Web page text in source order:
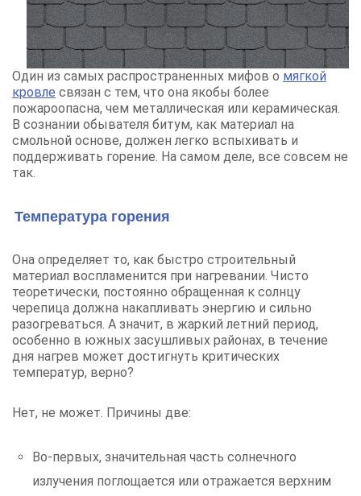
Один из самых распространенных мифов о мягкой
кровле связан с тем, что она якобы более
пожароопасна, чем металлическая или керамическая.
В сознании обывателя битум, как материал на
смольной основе, должен легко вспыхивать и
поддерживать горение. На самом деле, все совсем не
так.
Температура горения
Она определяет то, как быстро строительный
материал воспламенится при нагревании. Чисто
теоретически, постоянно обращенная к солнцу
черепица должна накапливать энергию и сильно
разогреваться. А значит, в жаркий летний период,
особенно в южных засушливых районах, в течение
дня нагрев может достигнуть критических
температур, верно?
Нет, не может. Причины две:
Во-первых, значительная часть солнечного
излучения поглощается или отражается верхним